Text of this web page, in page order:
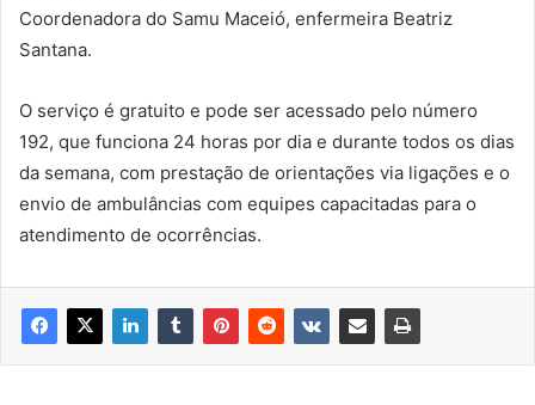
Coordenadora do Samu Maceió, enfermeira Beatriz
Santana.
O serviço é gratuito e pode ser acessado pelo número
192, que funciona 24 horas por dia e durante todos os dias
da semana, com prestação de orientações via ligações e o
envio de ambulâncias com equipes capacitadas para o
atendimento de ocorrências.